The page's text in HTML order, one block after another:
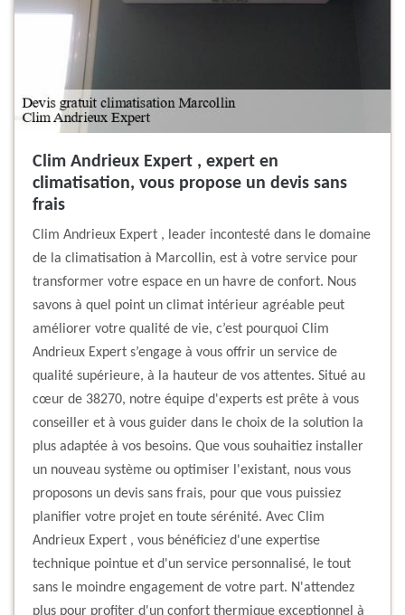
Clim Andrieux Expert , expert en
climatisation, vous propose un devis sans
frais
Clim Andrieux Expert , leader incontesté dans le domaine
de la climatisation à Marcollin, est à votre service pour
transformer votre espace en un havre de confort. Nous
savons à quel point un climat intérieur agréable peut
améliorer votre qualité de vie, c’est pourquoi Clim
Andrieux Expert s’engage à vous offrir un service de
qualité supérieure, à la hauteur de vos attentes. Situé au
cœur de 38270, notre équipe d'experts est prête à vous
conseiller et à vous guider dans le choix de la solution la
plus adaptée à vos besoins. Que vous souhaitiez installer
un nouveau système ou optimiser l'existant, nous vous
proposons un devis sans frais, pour que vous puissiez
planifier votre projet en toute sérénité. Avec Clim
Andrieux Expert , vous bénéficiez d'une expertise
technique pointue et d'un service personnalisé, le tout
sans le moindre engagement de votre part. N'attendez
plus pour profiter d'un confort thermique exceptionnel à